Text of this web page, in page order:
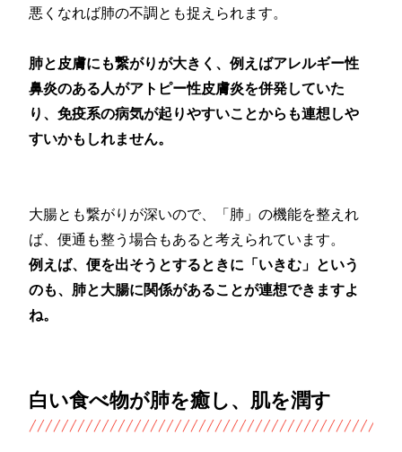
悪くなれば肺の不調とも捉えられます。
肺と皮膚にも繋がりが大きく、例えばアレルギー性
鼻炎のある人がアトピー性皮膚炎を併発していた
り、免疫系の病気が起りやすいことからも連想しや
すいかもしれません。
大腸とも繋がりが深いので、「肺」の機能を整えれ
ば、便通も整う場合もあると考えられています。
例えば、便を出そうとするときに「いきむ」という
のも、肺と大腸に関係があることが連想できますよ
ね。
白い食べ物が肺を癒し、肌を潤す